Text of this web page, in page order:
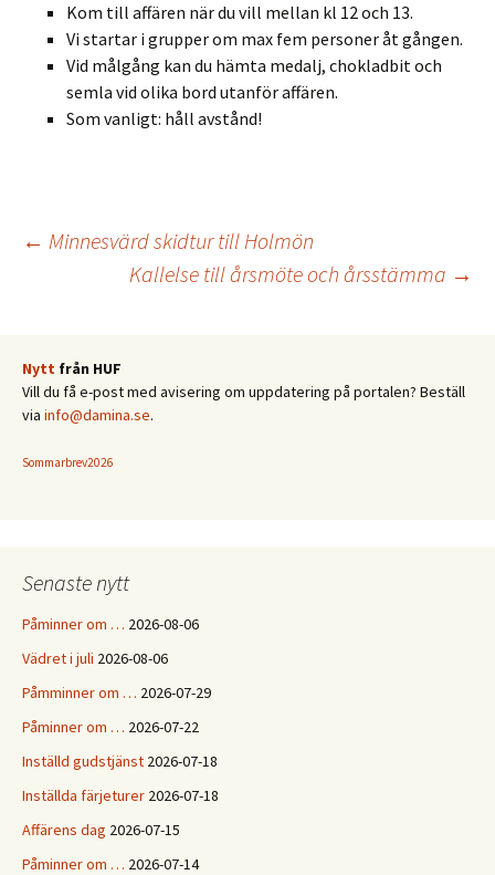
Kom till affären när du vill mellan kl 12 och 13.
Vi startar i grupper om max fem personer åt gången.
Vid målgång kan du hämta medalj, chokladbit och
semla vid olika bord utanför affären.
Som vanligt: håll avstånd!
Inläggsnavigering
← Minnesvärd skidtur till Holmön
Kallelse till årsmöte och årsstämma →
Nytt från HUF
Vill du få e-post med avisering om uppdatering på portalen? Beställ
via info@damina.se.
Sommarbrev2026
Senaste nytt
Påminner om … 2026-08-06
Vädret i juli 2026-08-06
Påmminner om … 2026-07-29
Påminner om … 2026-07-22
Inställd gudstjänst 2026-07-18
Inställda färjeturer 2026-07-18
Affärens dag 2026-07-15
Påminner om … 2026-07-14